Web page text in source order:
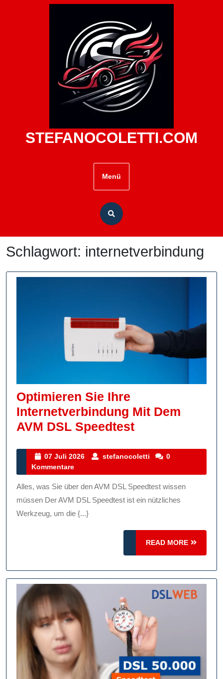
STEFANOCOLETTI.COM
Menü
Schlagwort: internetverbindung
Optimieren Sie Ihre
Internetverbindung Mit Dem
AVM DSL SpeedtestOptimieren
Ihre
Mit
Dem
DSL
Speedtest
07 Juli 2026
07
2026
stefanocoletti stefanocoletti
0
Kommentare
Alles, was Sie über den AVM DSL Speedtest wissen
müssen Der AVM DSL Speedtest ist ein nützliches
Werkzeug, um die {...}
READ MORE
READ
MORE